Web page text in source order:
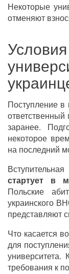
Некоторые
отменяют
Поступление в
ответственный
заранее.
некоторое
на последний
стартует в
Польские
украинского
представляют
Что касается
для
университета.
требования к